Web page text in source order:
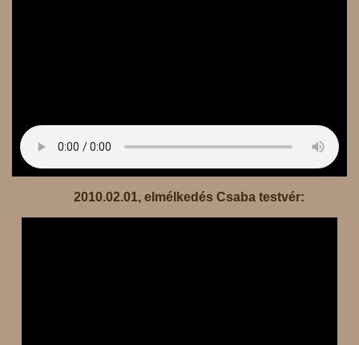
2010.02.01, elmélkedés Csaba testvér: